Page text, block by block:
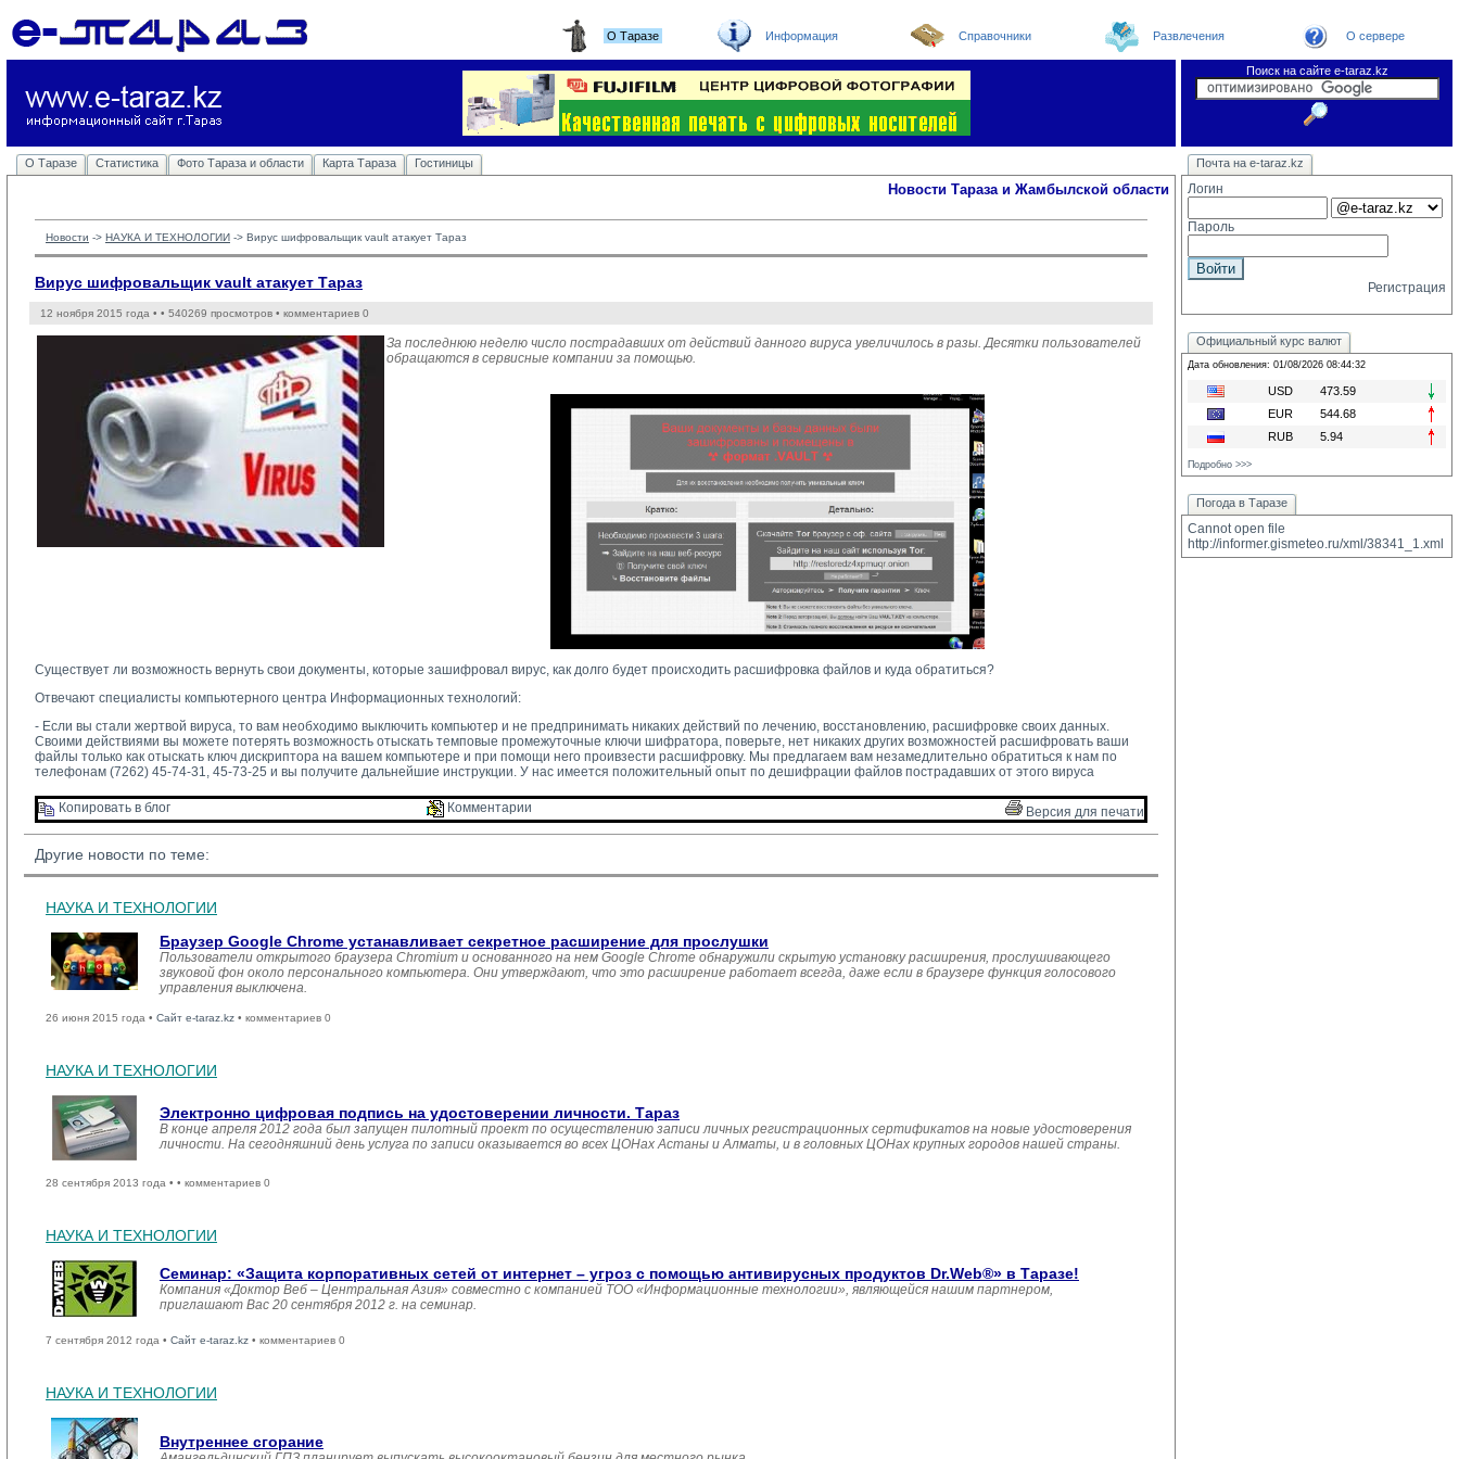
О Таразе Информация Справочники Развлечения О сервере
Поиск на сайте e-taraz.kz
О Таразе Статистика Фото Тараза и области Карта Тараза Гостиницы Новости Погода в Таразе
Телефоный справочник
Видеоконференция
Новости e-taraz
Новости Тараза и Жамбылской области
Новости -> НАУКА И ТЕХНОЛОГИИ -> Вирус шифровальщик vault атакует Тараз
Вирус шифровальщик vault атакует Тараз
12 ноября 2015 года • • 540269 просмотров • комментариев 0
За последнюю неделю число пострадавших от действий данного вируса увеличилось в разы. Десятки пользователей
обращаются в сервисные компании за помощью.
Существует ли возможность вернуть свои документы, которые зашифровал вирус, как долго будет происходить расшифровка файлов и куда обратиться?
Отвечают специалисты компьютерного центра Информационных технологий:
- Если вы стали жертвой вируса, то вам необходимо выключить компьютер и не предпринимать никаких действий по лечению, восстановлению, расшифровке своих данных.
Своими действиями вы можете потерять возможность отыскать темповые промежуточные ключи шифратора, поверьте, нет никаких других возможностей расшифровать ваши
файлы только как отыскать ключ дискриптора на вашем компьютере и при помощи него проивзести расшифровку. Мы предлагаем вам незамедлительно обратиться к нам по
телефонам (7262) 45-74-31, 45-73-25 и вы получите дальнейшие инструкции. У нас имеется положительный опыт по дешифрации файлов пострадавших от этого вируса
Копировать в блог Комментарии Версия для печати
Другие новости по теме:
НАУКА И ТЕХНОЛОГИИ
Браузер Google Chrome устанавливает секретное расширение для прослушки
Пользователи открытого браузера Chromium и основанного на нем Google Chrome обнаружили скрытую установку расширения, прослушивающего
звуковой фон около персонального компьютера. Они утверждают, что это расширение работает всегда, даже если в браузере функция голосового
управления выключена.
26 июня 2015 года • Сайт e-taraz.kz • комментариев 0
НАУКА И ТЕХНОЛОГИИ
Электронно цифровая подпись на удостоверении личности. Тараз
В конце апреля 2012 года был запущен пилотный проект по осуществлению записи личных регистрационных сертификатов на новые удостоверения
личности. На сегодняшний день услуга по записи оказывается во всех ЦОНах Астаны и Алматы, и в головных ЦОНах крупных городов нашей страны.
28 сентября 2013 года • • комментариев 0
НАУКА И ТЕХНОЛОГИИ
Семинар: «Защита корпоративных сетей от интернет – угроз с помощью антивирусных продуктов Dr.Web®» в Таразе!
Компания «Доктор Веб – Центральная Азия» совместно с компанией ТОО «Информационные технологии», являющейся нашим партнером,
приглашают Вас 20 сентября 2012 г. на семинар.
7 сентября 2012 года • Сайт e-taraz.kz • комментариев 0
НАУКА И ТЕХНОЛОГИИ
Внутреннее сгорание
Почта на e-taraz.kz
Логин
Пароль
Регистрация
Официальный курс валют
Дата обновления: 01/08/2026 08:44:32
USD
473.59
EUR
544.68
RUB
5.94
Подробно >>>
Погода в Таразе
Cannot open file
http://informer.gismeteo.ru/xml/38341_1.xml